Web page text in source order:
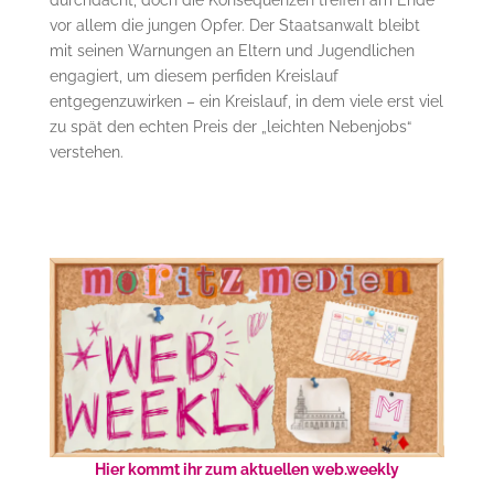
vor allem die jungen Opfer. Der Staatsanwalt bleibt
mit seinen Warnungen an Eltern und Jugendlichen
engagiert, um diesem perfiden Kreislauf
entgegenzuwirken – ein Kreislauf, in dem viele erst viel
zu spät den echten Preis der „leichten Nebenjobs“
verstehen.
Hier kommt ihr zum aktuellen web.weekly